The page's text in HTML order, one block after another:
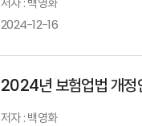
2024-12-16
2024년 보험업법 개정
저자 : 백영화